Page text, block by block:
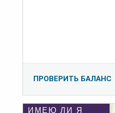
ПРОВЕРИТЬ БАЛАНС
ИМЕЮ ЛИ Я